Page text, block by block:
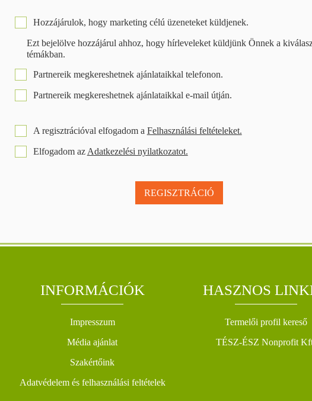
Hozzájárulok, hogy marketing célú üzeneteket küldjenek.
Ezt bejelölve hozzájárul ahhoz, hogy hírleveleket küldjünk Önnek a
témákban.
Partnereik megkereshetnek ajánlataikkal telefonon.
Partnereik megkereshetnek ajánlataikkal e-mail útján.
A regisztrációval elfogadom a Felhasználási feltételeket.
Elfogadom az Adatkezelési nyilatkozatot.
REGISZTRÁCIÓ
INFORMÁCIÓK
Impresszum
Média ajánlat
Szakértőink
Adatvédelem és felhasználási feltételek
HASZNOS
Termelői profil kereső
TÉSZ-ÉSZ Nonprofit